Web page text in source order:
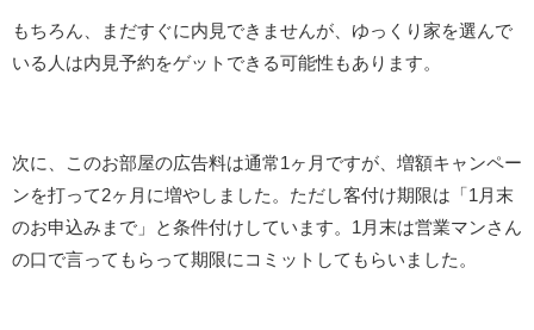
もちろん、まだすぐに内見できませんが、ゆっくり家を選んで
いる人は内見予約をゲットできる可能性もあります。
次に、このお部屋の広告料は通常1ヶ月ですが、増額キャンペー
ンを打って2ヶ月に増やしました。ただし客付け期限は「1月末
のお申込みまで」と条件付けしています。1月末は営業マンさん
の口で言ってもらって期限にコミットしてもらいました。